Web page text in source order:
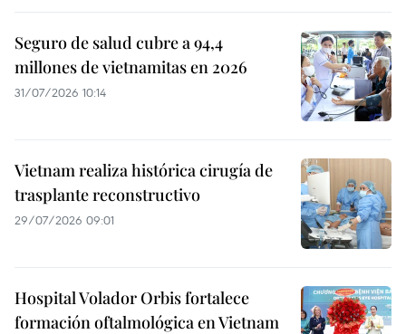
Seguro de salud cubre a 94,4
millones de vietnamitas en 2026
31/07/2026 10:14
Vietnam realiza histórica cirugía de
trasplante reconstructivo
29/07/2026 09:01
Hospital Volador Orbis fortalece
formación oftalmológica en Vietnam